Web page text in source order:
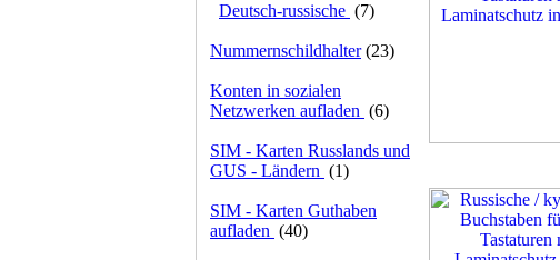
Deutsch-russische (7)
Nummernschildhalter(23)
Konten in sozialen
Netzwerken aufladen (6)
SIM - Karten Russlands und
GUS - Ländern (1)
SIM - Karten Guthaben
aufladen (40)